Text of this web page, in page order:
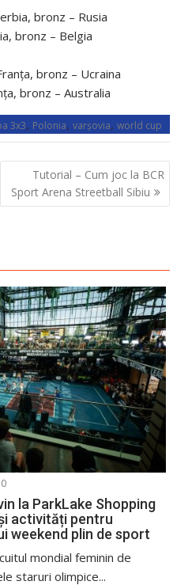
bronz – Rusia
bronz – Belgia
bronz – Ucraina
bronz – Australia
3x3, Polonia,varșovia,world cup
Tutorial – Cum joc la BCR
Sport Arena Streetball Sibiu
0
la ParkLake Shopping
activități pentru
weekend plin de sport
mondial feminin de
staruri olimpice...